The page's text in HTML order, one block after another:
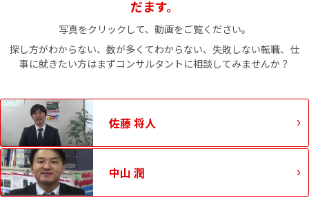
だます。
写真をクリックして、動画をご覧ください。
探し方がわからない、数が多くてわからない、失敗しない転職、仕
事に就きたい方はまずコンサルタントに相談してみませんか？
佐藤 将人
中山 潤